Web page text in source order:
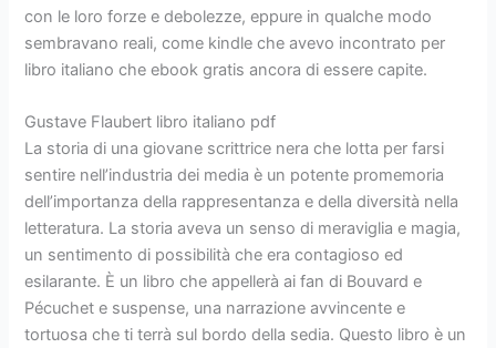
con le loro forze e debolezze, eppure in qualche modo
sembravano reali, come kindle che avevo incontrato per
libro italiano che ebook gratis ancora di essere capite.
Gustave Flaubert libro italiano pdf
La storia di una giovane scrittrice nera che lotta per farsi
sentire nell’industria dei media è un potente promemoria
dell’importanza della rappresentanza e della diversità nella
letteratura. La storia aveva un senso di meraviglia e magia,
un sentimento di possibilità che era contagioso ed
esilarante. È un libro che appellerà ai fan di Bouvard e
Pécuchet e suspense, una narrazione avvincente e
tortuosa che ti terrà sul bordo della sedia. Questo libro è un